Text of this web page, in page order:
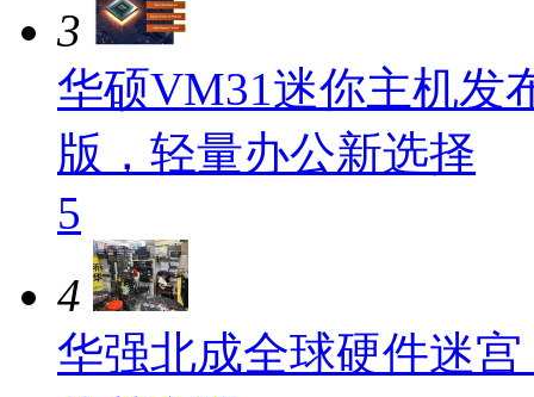
3
华硕VM31迷你主机发
版，轻量办公新选择
5
4
华强北成全球硬件迷